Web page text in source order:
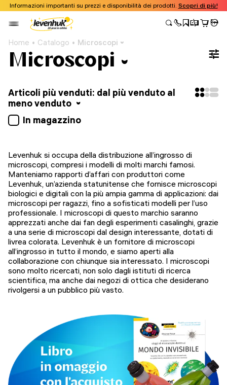
Informazioni importanti su prezzi e disponibilità dei prodotti. Scopri di più!
Home Catalogo Microscopi
Microscopi
Articoli più venduti: dal più venduto al
meno venduto
In magazzino
Levenhuk si occupa della distribuzione all’ingrosso di
microscopi, compresi i modelli di molti marchi famosi.
Manteniamo rapporti d’affari con produttori come
Levenhuk, un’azienda statunitense che fornisce microscopi
biologici e digitali con la più ampia gamma di applicazioni: dai
microscopi per ragazzi, fino a sofisticati modelli per l’uso
professionale. I microscopi di questo marchio saranno
apprezzati anche dai fan degli esperimenti casalinghi, grazie
a una serie di microscopi dal design interessante, dotati di
livrea colorata. Levenhuk è un fornitore di microscopi
all’ingrosso in tutto il mondo, e siamo aperti alla
collaborazione con chiunque sia interessato. I microscopi
sono molto ricercati, non solo dagli istituti di ricerca
scientifica, ma anche dai negozi di ottica che desiderano
rivolgersi a un pubblico più vasto.